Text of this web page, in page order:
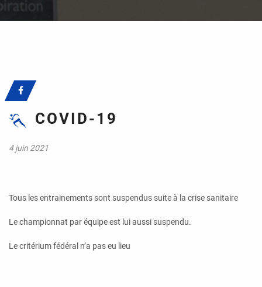
COVID-19
4 juin 2021
Tous les entrainements sont suspendus suite à la crise sanitaire
Le championnat par équipe est lui aussi suspendu.
Le critérium fédéral n’a pas eu lieu